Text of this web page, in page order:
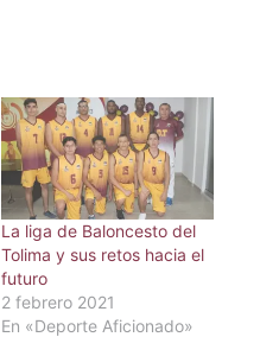
La liga de Baloncesto del
Tolima y sus retos hacia el
futuro
2 febrero 2021
En «Deporte Aficionado»